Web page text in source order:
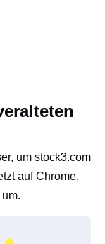
um stock3.com
auf Chrome,